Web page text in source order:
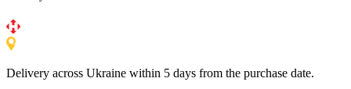
Delivery across Ukraine within 5 days from the purchase date.